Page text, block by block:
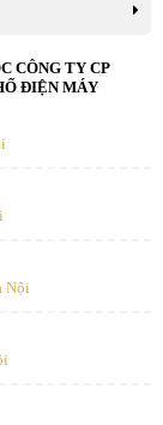
CÔNG TY CP
ĐIỆN MÁY
Nội